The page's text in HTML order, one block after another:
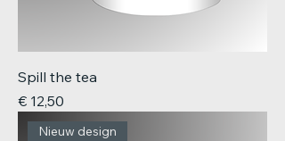
Spill the tea
Prijs
€ 12,50
Nieuw design